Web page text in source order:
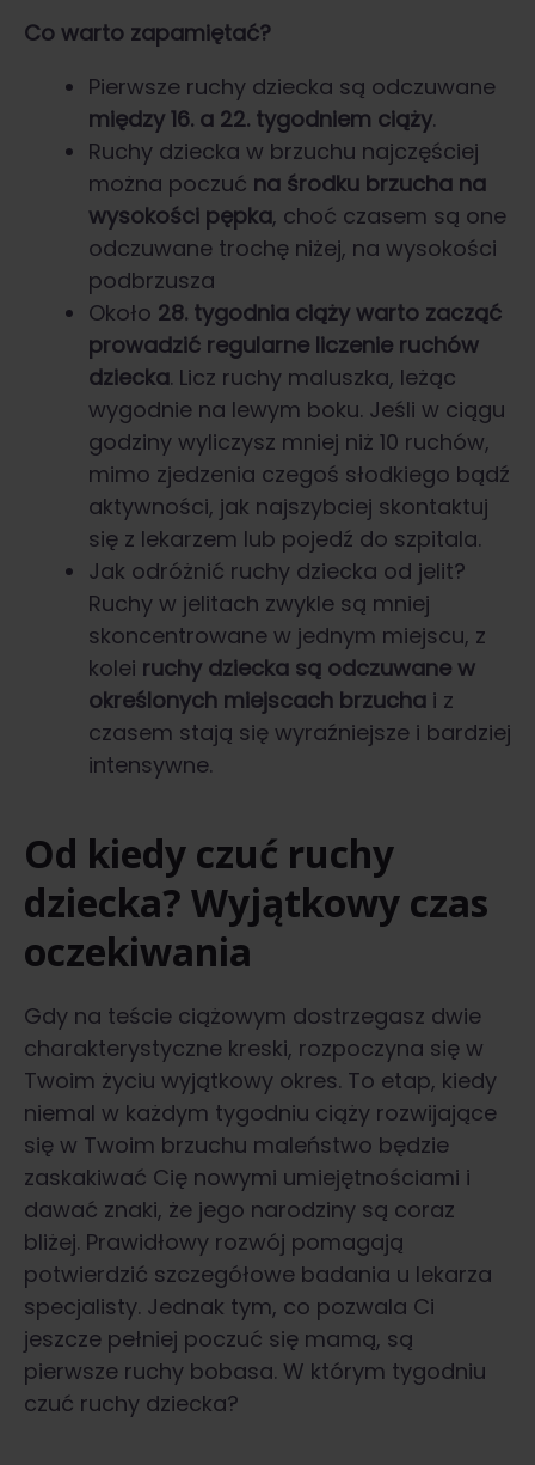
Co warto zapamiętać?
Pierwsze ruchy dziecka są odczuwane
między 16. a 22. tygodniem ciąży.
Ruchy dziecka w brzuchu najczęściej
można poczuć na środku brzucha na
wysokości pępka, choć czasem są one
odczuwane trochę niżej, na wysokości
podbrzusza
Około 28. tygodnia ciąży warto zacząć
prowadzić regularne liczenie ruchów
dziecka. Licz ruchy maluszka, leżąc
wygodnie na lewym boku. Jeśli w ciągu
godziny wyliczysz mniej niż 10 ruchów,
mimo zjedzenia czegoś słodkiego bądź
aktywności, jak najszybciej skontaktuj
się z lekarzem lub pojedź do szpitala.
Jak odróżnić ruchy dziecka od jelit?
Ruchy w jelitach zwykle są mniej
skoncentrowane w jednym miejscu, z
kolei ruchy dziecka są odczuwane w
określonych miejscach brzucha i z
czasem stają się wyraźniejsze i bardziej
intensywne.
Od kiedy czuć ruchy
dziecka? Wyjątkowy czas
oczekiwania
Gdy na teście ciążowym dostrzegasz dwie
charakterystyczne kreski, rozpoczyna się w
Twoim życiu wyjątkowy okres. To etap, kiedy
niemal w każdym tygodniu ciąży rozwijające
się w Twoim brzuchu maleństwo będzie
zaskakiwać Cię nowymi umiejętnościami i
dawać znaki, że jego narodziny są coraz
bliżej. Prawidłowy rozwój pomagają
potwierdzić szczegółowe badania u lekarza
specjalisty. Jednak tym, co pozwala Ci
jeszcze pełniej poczuć się mamą, są
pierwsze ruchy bobasa. W którym tygodniu
czuć ruchy dziecka?